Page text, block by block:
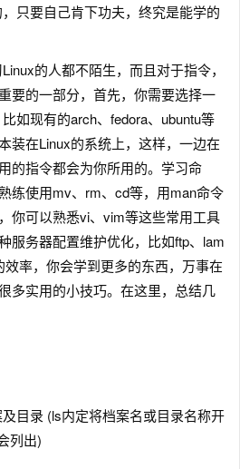
只要自己肯下功夫，终究是能学的
的人都不陌生，而且对于指令，
要的一部分，首先，你需要选择一
如现有的arch、fedora、ubuntu等
装在Linux的系统上，这样，一边在
的指令都会为你所用的。学习命
练使用mv、rm、cd等，用man命令
你可以熟悉vi、vim等这些常用工具
服务器配置维护优化，比如ftp、lam
率，你会学到更多的东西，万事在
多实用的小技巧。在这里，总结几
录 (ls内定将档案名或目录名称开
列出)